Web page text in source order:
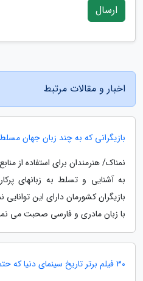
ارسال
اخبار و مقالات مرتبط
بازیگرانی که به چند زبان جهان
نمناک/ هنرمندان برای استفاده از
به آشنایی و تسلط به زبانهای
بازیگران کشورمان دارای این
با زبان مادری و فارسی صحبت می
30 فیلم برتر تاریخ سینمای دنیا که حتما باید ببینید